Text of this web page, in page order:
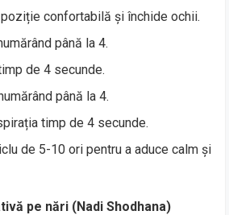
confortabilă și închide ochii.
până la 4.
de 4 secunde.
până la 4.
timp de 4 secunde.
de 5-10 ori pentru a aduce calm și
pe nări (Nadi Shodhana)